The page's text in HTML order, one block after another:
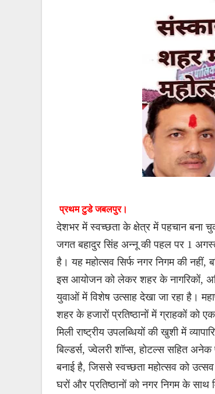
प्रथम टुडे जबलपुर।
देशभर में स्वच्छता के क्षेत्र में पहचान बना
जगत बहादुर सिंह अन्नू की पहल पर 1
है। यह महोत्सव सिर्फ नगर निगम की
इस आयोजन को लेकर शहर के नागरिकों,
युवाओं में विशेष उत्साह देखा जा रहा है।
शहर के हजारों प्रतिष्ठानों में ग्राहकों को
मिली राष्ट्रीय उपलब्धियों की खुशी में
बिल्डर्स, ज्वेलरी शॉप्स, होटल्स सहित
बनाई है, जिससे स्वच्छता महोत्सव को
घरों और प्रतिष्ठानों को नगर निगम के